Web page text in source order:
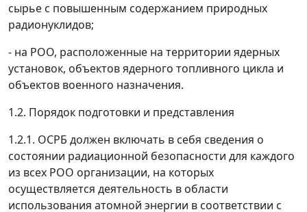
сырье с повышенным содержанием природных
радионуклидов;
- на РОО, расположенные на территории ядерных
установок, объектов ядерного топливного цикла и
объектов военного назначения.
1.2. Порядок подготовки и представления
1.2.1. ОСРБ должен включать в себя сведения о
состоянии радиационной безопасности для каждого
из всех РОО организации, на которых
осуществляется деятельность в области
использования атомной энергии в соответствии с